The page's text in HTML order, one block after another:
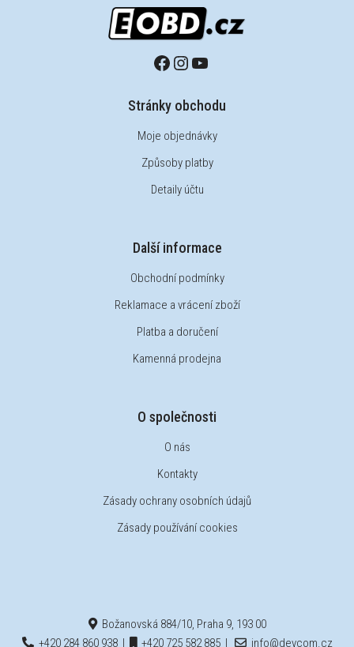
Stránky obchodu
Moje objednávky
Způsoby platby
Detaily účtu
Další informace
Obchodní podmínky
Reklamace a vrácení zboží
Platba a doručení
Kamenná prodejna
O společnosti
O nás
Kontakty
Zásady ochrany osobních údajů
Zásady používání cookies
Božanovská 884/10, Praha 9, 193 00
+420 284 860 938| +420 725 582 885| info@devcom.cz